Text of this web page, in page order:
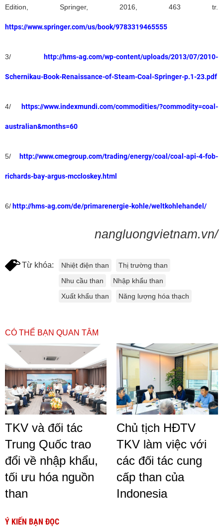
Edition, Springer, 2016, 463 tr.
https://www.springer.com/us/book/9783319465555
3/ http://hms-ag.com/wp-content/uploads/2013/07/2010-
Schernikau-Book-Renaissance-of-Steam-Coal-Springer-p.1-23.pdf
4/ https://www.indexmundi.com/commodities/?commodity=coal-
australian&months=60
5/ http://www.cmegroup.com/trading/energy/coal/coal-api-4-fob-
richards-bay-argus-mccloskey.html
6/ http://hms-ag.com/de/primarenergie-kohle/weltkohlehandel/
nangluongvietnam.vn/
Từ khóa: Nhiệt điện than
Thị trường than
Nhu cầu than
Nhập khẩu than
Xuất khẩu than
Năng lượng hóa thạch
CÓ THỂ BẠN QUAN TÂM
TKV và đối tác
Trung Quốc trao
đổi về nhập khẩu,
tối ưu hóa nguồn
than
Chủ tịch HĐTV
TKV làm việc với
các đối tác cung
cấp than của
Indonesia
Ý KIẾN BẠN ĐỌC